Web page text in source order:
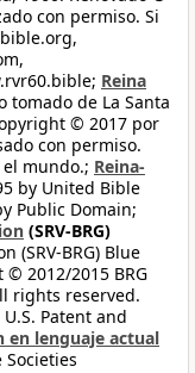
con permiso. Si
Reina
tomado de La Santa
© 2017 por
con permiso.
mundo.; Reina-
by United Bible
Public Domain;
(SRV-BRG)
(SRV-BRG) Blue
2012/2015 BRG
rights reserved.
Patent and
en lenguaje actual